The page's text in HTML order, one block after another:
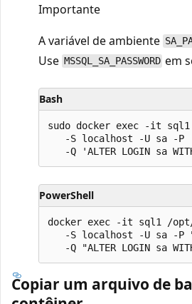
Importante
A variável de ambiente
Use MSSQL_SA_PASSWORD em
Bash
sudo docker exec -it
-S localhost -U sa -P
PowerShell
docker exec -it sql1 /
-S localhost -U sa -P
Copiar um arquivo de